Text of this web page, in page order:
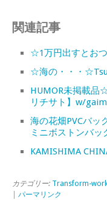
関連記事
☆1万円出すとお
☆海の・・・
HUMOR未掲載品
リチサト】w/
海の花畑PVCバッ
ミニボストンバッ
KAMISHIMA
カテゴリー: Transform-
パーマリンク